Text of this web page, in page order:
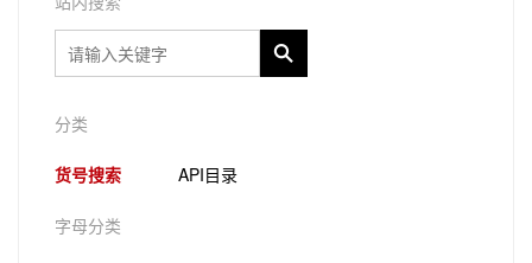
分类
货号搜索 API目录
字母分类